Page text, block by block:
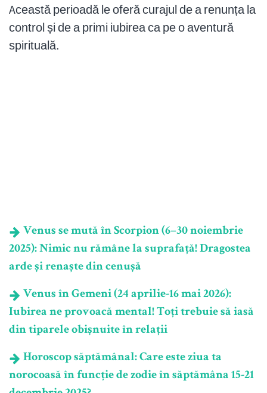
Această perioadă le oferă curajul de a renunța la
control și de a primi iubirea ca pe o aventură
spirituală.
Venus se mută în Scorpion (6–30 noiembrie
2025): Nimic nu rămâne la suprafață! Dragostea
arde și renaște din cenușă
Venus în Gemeni (24 aprilie-16 mai 2026):
Iubirea ne provoacă mental! Toți trebuie să iasă
din tiparele obișnuite în relații
Horoscop săptămânal: Care este ziua ta
norocoasă în funcție de zodie în săptămâna 15-21